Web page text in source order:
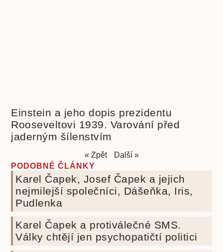
Einstein a jeho dopis prezidentu
Rooseveltovi 1939. Varování před
jaderným šílenstvím
« Zpět
Další »
PODOBNÉ ČLÁNKY
Karel Čapek, Josef Čapek a jejich
nejmilejší společníci, Dášeňka, Iris,
Pudlenka
Karel Čapek a protiválečné SMS.
Války chtějí jen psychopatičtí politici